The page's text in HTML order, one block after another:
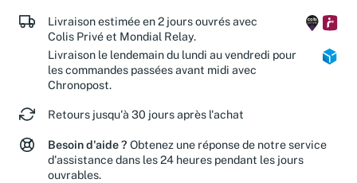
Livraison estimée en 2 jours ouvrés avec
Colis Privé et Mondial Relay.
Livraison le lendemain du lundi au vendredi pour
les commandes passées avant midi avec
Chronopost.
Retours jusqu'à 30 jours après l'achat
Besoin d'aide ? Obtenez une réponse de notre service
d'assistance dans les 24 heures pendant les jours
ouvrables.